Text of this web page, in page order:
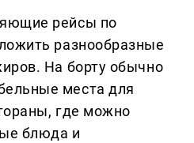
рейсы по
разнообразные
На борту обычно
места для
где можно
блюда и